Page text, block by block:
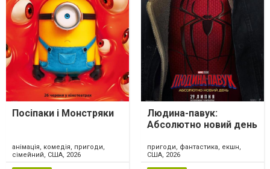
Посіпаки і Монстряки
анімація, комедія, пригоди,
сімейний, США, 2026
Людина-павук:
Абсолютно новий день
пригоди, фантастика, екшн,
США, 2026